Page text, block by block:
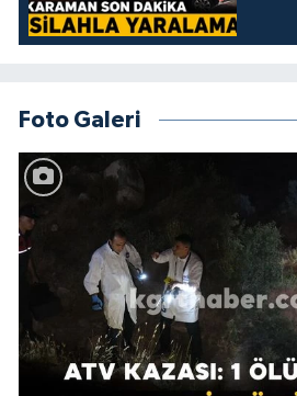
Foto Galeri